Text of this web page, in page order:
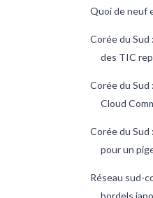
Quoi de neuf
Corée du
des TIC
Corée du Sud
Cloud
Corée du Sud
pour un
Réseau sud-
bordels